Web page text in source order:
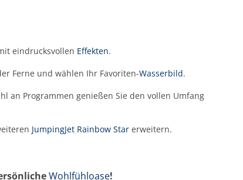
eindrucksvollen Effekten.
Ferne und wählen Ihr Favoriten-Wasserbild.
an Programmen genießen Sie den vollen Umfang
JumpingJet Rainbow Star erweitern.
Wohlfühloase!